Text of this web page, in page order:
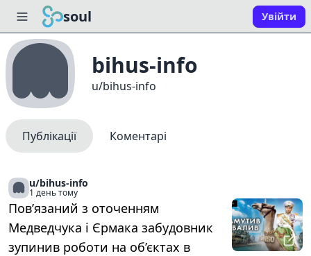
soul Увійти
bihus-info
u/bihus-info
Публікації Коментарі
u/bihus-info
1 день тому
Пов’язаний з оточенням
Медведчука і Єрмака забудовник
зупинив роботи на об’єктах в